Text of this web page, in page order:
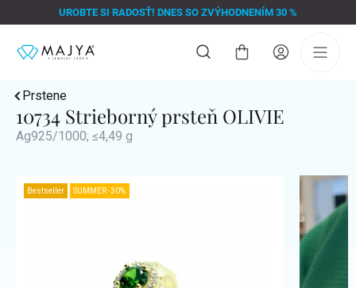
na
UROBTE SI RADOSŤ! DNES SO ZVÝHODNENÍM 30 %
Nákupný
Prstene
10734 Strieborný prsteň OLIVIE
Ag925/1000; ≤4,49 g
Bestseller SUMMER -30%